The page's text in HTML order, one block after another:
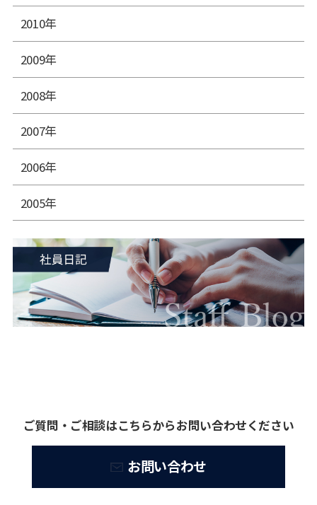
2010年
2009年
2008年
2007年
2006年
2005年
ご質問・ご相談はこちらからお問い合わせください
お問い合わせ